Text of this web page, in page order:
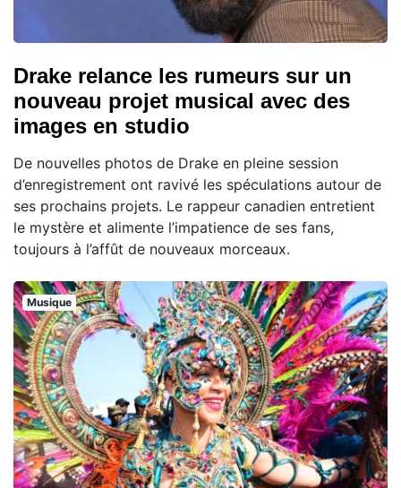
Drake relance les rumeurs sur un
nouveau projet musical avec des
images en studio
De nouvelles photos de Drake en pleine session
d’enregistrement ont ravivé les spéculations autour de
ses prochains projets. Le rappeur canadien entretient
le mystère et alimente l’impatience de ses fans,
toujours à l’affût de nouveaux morceaux.
Musique